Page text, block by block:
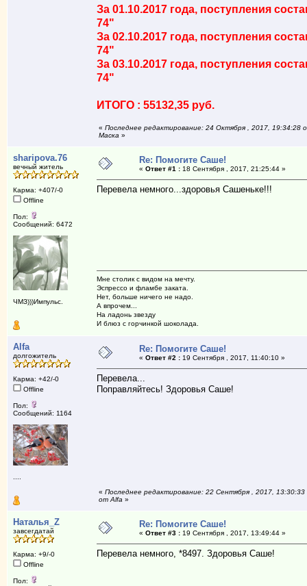
За 01.10.2017 года, поступления
74"
За 02.10.2017 года, поступления
74"
За 03.10.2017 года, поступления
74"
ИТОГО : 55132,35 руб.
« Последнее редактирование: 24 Октября , 2017, 19:34:28
Маска »
sharipova.76
вечный житель
Карма: +407/-0
Offline
Пол:
Сообщений: 6472
ЧМЗ)))Импульс.
Re: Помогите Саше!
« Ответ #1 :18 Сентября , 2017, 21:25:44 »
Перевела немного...здоровья Сашеньке!!!
Мне столик с видом на мечту.
Эспрессо и фламбе заката.
Нет, больше ничего не надо.
А впрочем...
На ладонь звезду
И блюз с горчинкой шоколада.
Alfa
долгожитель
Карма: +42/-0
Offline
Пол:
Сообщений: 1164
Re: Помогите Саше!
« Ответ #2 :19 Сентября , 2017, 11:40:10 »
Перевела...
Поправляйтесь! Здоровья Саше!
« Последнее редактирование: 22 Сентября , 2017, 13:30:33
от Alfa »
Наталья_Z
завсегдатай
Карма: +9/-0
Offline
Пол:
Re: Помогите Саше!
« Ответ #3 :19 Сентября , 2017, 13:49:44 »
Перевела немного, *8497. Здоровья Саше!